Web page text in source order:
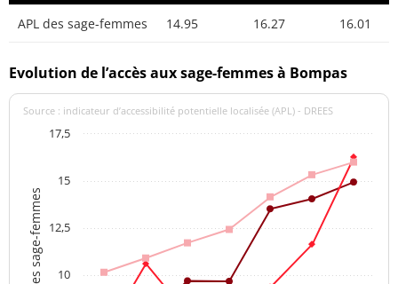
APL des sage-femmes 14.95 16.27 16.01
Evolution de l’accès aux sage-femmes à Bompas
APL des sage-femmes
Source : indicateur d’accessibilité potentielle localisée (APL) - DREES
10
12,5
15
17,5